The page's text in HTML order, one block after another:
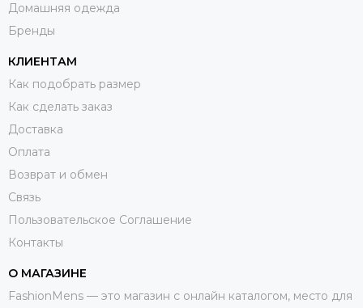
Домашняя одежда
Бренды
КЛИЕНТАМ
Как подобрать размер
Как сделать заказ
Доставка
Оплата
Возврат и обмен
Связь
Пользовательское Соглашение
Контакты
О МАГАЗИНЕ
FashionMens — это магазин с онлайн каталогом, место для